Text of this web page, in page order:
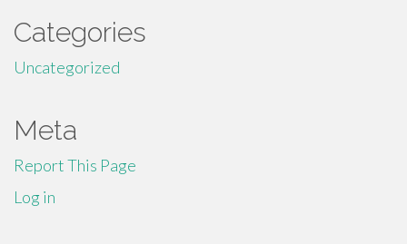
Categories
Uncategorized
Meta
Report This Page
Log in